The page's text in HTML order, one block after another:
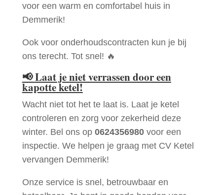
voor een warm en comfortabel huis in
Demmerik!
Ook voor onderhoudscontracten kun je bij
ons terecht. Tot snel! 🔥
📢Laat je niet verrassen door een
kapotte ketel!
Wacht niet tot het te laat is. Laat je ketel
controleren en zorg voor zekerheid deze
winter. Bel ons op 0624356980voor een
inspectie. We helpen je graag met CV Ketel
vervangen Demmerik!
Onze service is snel, betrouwbaar en